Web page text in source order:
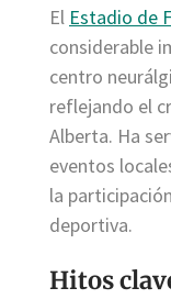
El Estadio de
considerable
centro
reflejando el
Alberta. Ha
eventos
la
deportiva.
Hitos